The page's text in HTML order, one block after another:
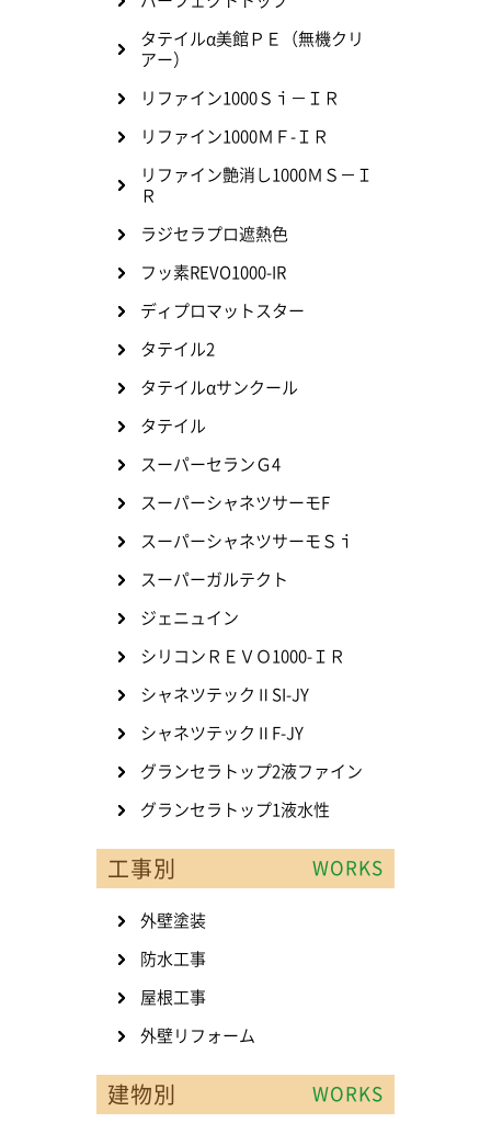
タテイルα美館ＰＥ（無機クリ
アー）
リファイン1000Ｓｉ－ＩＲ
リファイン1000ＭＦ-ＩＲ
リファイン艶消し1000ＭＳ－Ｉ
Ｒ
ラジセラプロ遮熱色
フッ素REVO1000-IR
ディプロマットスター
タテイル2
タテイルαサンクール
タテイル
スーパーセランＧ4
スーパーシャネツサーモF
スーパーシャネツサーモＳｉ
スーパーガルテクト
ジェニュイン
シリコンＲＥＶＯ1000-ＩＲ
シャネツテックⅡSI-JY
シャネツテックⅡF-JY
グランセラトップ2液ファイン
グランセラトップ1液水性
工事別 WORKS
外壁塗装
防水工事
屋根工事
外壁リフォーム
建物別 WORKS